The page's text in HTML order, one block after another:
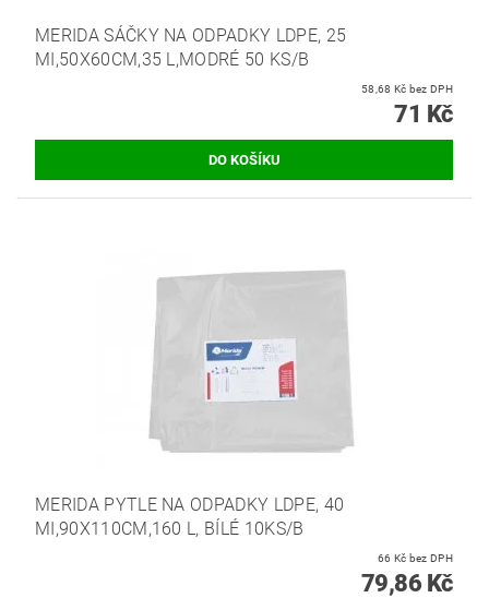
MERIDA SÁČKY NA ODPADKY LDPE, 25
MI,50X60CM,35 L,MODRÉ 50 KS/B
58,68 Kč bez DPH
71 Kč
MERIDA PYTLE NA ODPADKY LDPE, 40
MI,90X110CM,160 L, BÍLÉ 10KS/B
66 Kč bez DPH
79,86 Kč